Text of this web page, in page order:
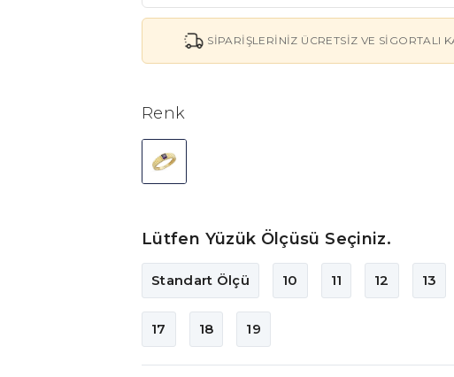
SIPARIŞLERINIZ ÜCRETSIZ VE SIGORTALI
Renk
Lütfen Yüzük Ölçüsü Seçiniz.
Standart Ölçü 10 11 12 13
17 18 19